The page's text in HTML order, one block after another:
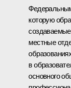
которую
местные
в
основного